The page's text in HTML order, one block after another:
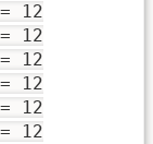
12
12
12
12
12
12